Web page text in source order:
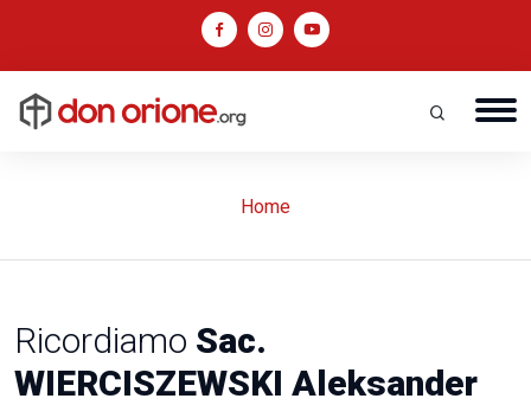
Home
Ricordiamo Sac.
WIERCISZEWSKI Aleksander